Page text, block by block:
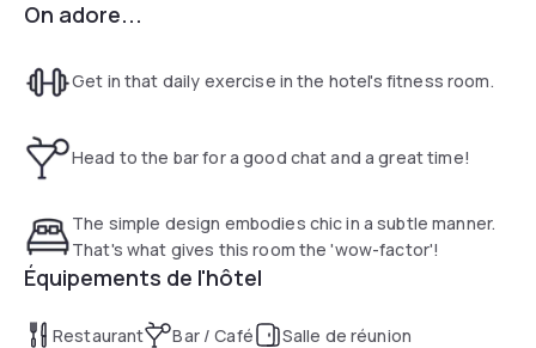
Guests can make use of a bar.
TV and a private bathroom. The units will provide guests
with
Popular points of interest near the accommodation include
Bristol Cathedral, Castle Park and Queen Square.
On adore...
Get in that daily exercise in the hotel's fitness room.
Head to the bar for a good chat and a great time!
The simple design embodies chic in a subtle manner.
That's what gives this room the 'wow-factor'!
Équipements de l'hôtel
Restaurant Bar / Café
Salle de réunion